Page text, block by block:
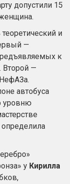
допустили 15
и
—
к
Второй —
автобуса
уровню
у Кирилла